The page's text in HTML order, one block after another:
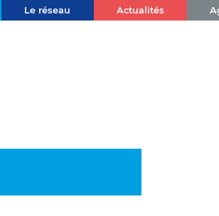
Le réseau Actualités